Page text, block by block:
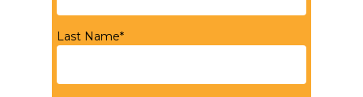
Last Name*